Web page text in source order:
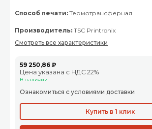
Способ печати: Термотрансферная
Производитель: TSC Printronix
Смотреть все характеристики
59 250,86 ₽
Цена указана с НДС 22%
В наличии
Ознакомиться с условиями доставки
Купить в 1 клик